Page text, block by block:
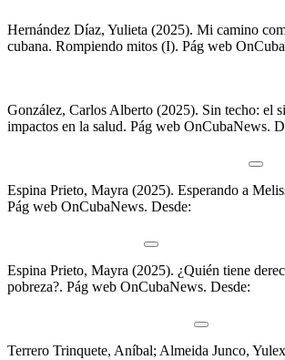
Hernández Díaz, Yulieta (2025). Mi camino
cubana. Rompiendo mitos (I). Pág web
González, Carlos Alberto (2025). Sin techo: el
impactos en la salud. Pág web OnCubaNews.
Espina Prieto, Mayra (2025). Esperando a
Pág web OnCubaNews. Desde:
Espina Prieto, Mayra (2025). ¿Quién tiene
pobreza?. Pág web OnCubaNews. Desde:
Terrero Trinquete, Aníbal; Almeida Junco,